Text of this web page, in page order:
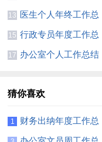
结12篇
13 医生个人年终工作总
结7篇
15 行政专员年度工作总
结10篇
17 办公室个人工作总结
猜你喜欢
1
财务出纳年度工作总
结11篇